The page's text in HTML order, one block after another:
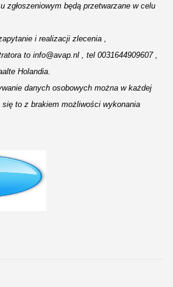
zgłoszeniowym będą przetwarzane w celu
i realizacji zlecenia ,
to info@avap.nl , tel 0031644909607 ,
Holandia.
danych osobowych można w każdej
się to z brakiem możliwości wykonania